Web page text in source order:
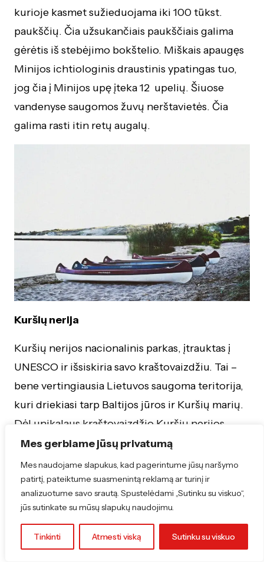
Mes gerbiame jūsų privatumą
Mes naudojame slapukus, kad pagerintume jūsų naršymo
patirtį, pateiktume suasmenintą reklamą ar turinį ir
analizuotume savo srautą. Spustelėdami „Sutinku su viskuo“,
jūs sutinkate su mūsų slapukų naudojimu.
Tinkinti Atmesti viską Sutinku su viskuo
kurioje kasmet sužieduojama iki 100 tūkst.
paukščių. Čia užsukančiais paukščiais galima
gėrėtis iš stebėjimo bokštelio. Miškais apaugęs
Minijos ichtiologinis draustinis ypatingas tuo,
jog čia į Minijos upę įteka 12 upelių. Šiuose
vandenyse saugomos žuvų nerštavietės. Čia
galima rasti itin retų augalų.
Kuršių nerija
Kuršių nerijos nacionalinis parkas, įtrauktas į
UNESCO ir išsiskiria savo kraštovaizdžiu. Tai –
bene vertingiausia Lietuvos saugoma teritorija,
kuri driekiasi tarp Baltijos jūros ir Kuršių marių.
Dėl unikalaus kraštovaizdžio Kuršių nerijos
niekada neapleidžia paukščiai. Čia peri gausybė
paukščių rūšių.
Kuršių nerija – labai patraukli paukščių
stebėtojams. Žvelgiant iš paukščių stebėjimo
migruojančių, įvairių rūšių paukščių. Tokių